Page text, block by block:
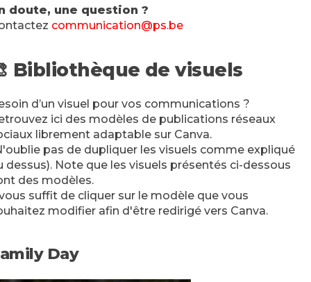
doute, une question ?
communication@ps.be
Bibliothèque de visuels
d’un visuel pour vos communications ?
ici des modèles de publications réseaux
librement adaptable sur Canva.
pas de dupliquer les visuels comme expliqué
dessus). Note que les visuels présentés ci-dessous
des modèles.
suffit de cliquer sur le modèle que vous
modifier afin d'être redirigé vers Canva.
Day